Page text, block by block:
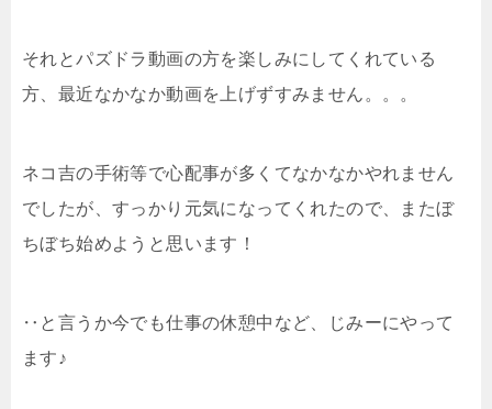
それとパズドラ動画の方を楽しみにしてくれている
方、最近なかなか動画を上げずすみません。。。
ネコ吉の手術等で心配事が多くてなかなかやれません
でしたが、すっかり元気になってくれたので、またぼ
ちぼち始めようと思います！
‥と言うか今でも仕事の休憩中など、じみーにやって
ます♪